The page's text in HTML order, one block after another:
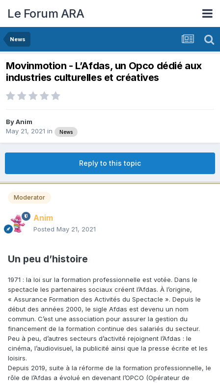
Le Forum ARA
News
Movinmotion - L’Afdas, un Opco dédié aux
industries culturelles et créatives
ByAnim
May 21, 2021 in News
Reply to this topic
Moderator
Anim
Posted May 21, 2021
Un peu d’histoire
1971 : la loi sur la formation professionnelle est votée. Dans le
spectacle les partenaires sociaux créent l’Afdas. À l’origine,
« Assurance Formation des Activités du Spectacle ». Depuis le
début des années 2000, le sigle Afdas est devenu un nom
commun. C’est une association pour assurer la gestion du
financement de la formation continue des salariés du secteur.
Peu à peu, d’autres secteurs d’activité rejoignent l’Afdas : le
cinéma, l’audiovisuel, la publicité ainsi que la presse écrite et les
loisirs.
Depuis 2019, suite à la réforme de la formation professionnelle, le
rôle de l’Afdas a évolué en devenant l’OPCO (Opérateur de